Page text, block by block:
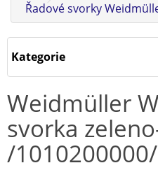
Řadové svorky
Kategorie
Weidmüller
svorka
/1010200000/